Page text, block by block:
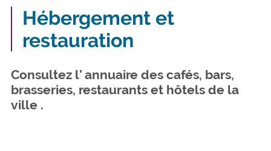
Hébergement et
restauration
Consultez l’ annuaire des cafés, bars,
brasseries, restaurants et hôtels de la
ville .